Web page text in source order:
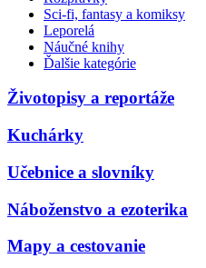
Sci-fi, fantasy a komiksy
Leporelá
Náučné knihy
Ďalšie kategórie
Životopisy a reportáže
Kuchárky
Učebnice a slovníky
Náboženstvo a ezoterika
Mapy a cestovanie